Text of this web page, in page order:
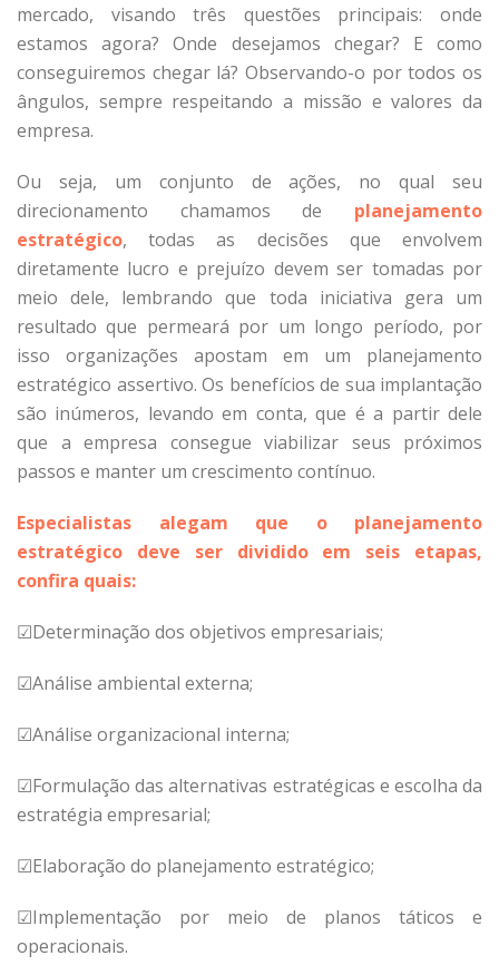
mercado, visando três questões principais: onde
estamos agora? Onde desejamos chegar? E como
conseguiremos chegar lá? Observando-o por todos os
ângulos, sempre respeitando a missão e valores da
empresa.
Ou seja, um conjunto de ações, no qual seu
direcionamento chamamos de planejamento
estratégico, todas as decisões que envolvem
diretamente lucro e prejuízo devem ser tomadas por
meio dele, lembrando que toda iniciativa gera um
resultado que permeará por um longo período, por
isso organizações apostam em um planejamento
estratégico assertivo. Os benefícios de sua implantação
são inúmeros, levando em conta, que é a partir dele
que a empresa consegue viabilizar seus próximos
passos e manter um crescimento contínuo.
Especialistas alegam que o planejamento
estratégico deve ser dividido em seis etapas,
confira quais:
☑Determinação dos objetivos empresariais;
☑Análise ambiental externa;
☑Análise organizacional interna;
☑Formulação das alternativas estratégicas e escolha da
estratégia empresarial;
☑Elaboração do planejamento estratégico;
☑Implementação por meio de planos táticos e
operacionais.